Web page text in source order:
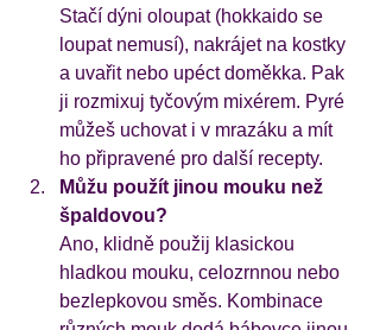
Stačí dýni oloupat (hokkaido se
loupat nemusí), nakrájet na kostky
a uvařit nebo upéct doměkka. Pak
ji rozmixuj tyčovým mixérem. Pyré
můžeš uchovat i v mrazáku a mít
ho připravené pro další recepty.
Můžu použít jinou mouku než
špaldovou?
Ano, klidně použij klasickou
hladkou mouku, celozrnnou nebo
bezlepkovou směs. Kombinace